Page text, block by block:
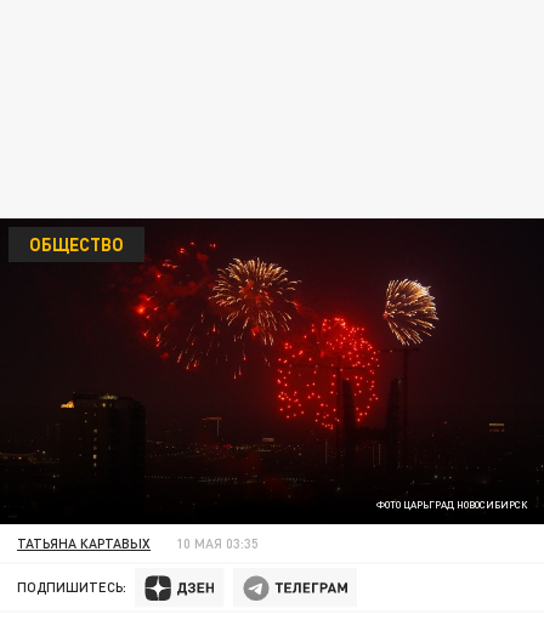
ФОТО ЦАРЬГРАД НОВОСИБИРСК
ОБЩЕСТВО
ТАТЬЯНА КАРТАВЫХ 10 МАЯ 03:35
ПОДПИШИТЕСЬ: